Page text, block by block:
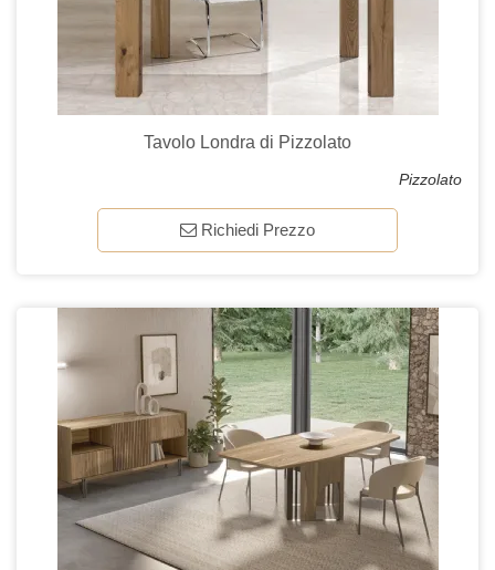
Tavolo Londra di Pizzolato
Pizzolato
Richiedi Prezzo